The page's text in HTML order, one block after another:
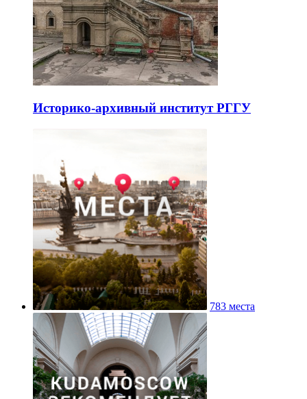
Историко-архивный институт РГГУ
783 места